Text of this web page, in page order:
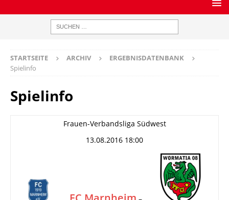
STARTSEITE ARCHIV
ERGEBNISDATENBANK
Spielinfo
Spielinfo
Frauen-Verbandsliga Südwest
13.08.2016 18:00